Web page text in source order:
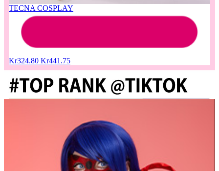
TECNA COSPLAY
Kr324.80 Kr441.75